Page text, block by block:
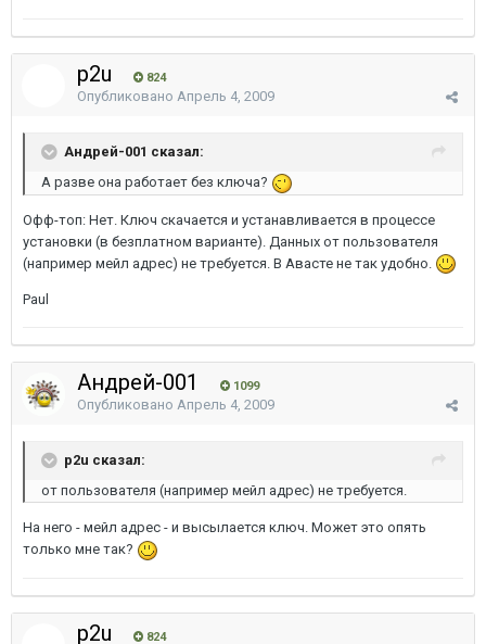
p2u 824
Опубликовано Апрель 4, 2009
Андрей-001 сказал:
А разве она работает без ключа?
Офф-топ: Нет. Ключ скачается и устанавливается в процессе
установки (в безплатном варианте). Данных от пользователя
(например мейл адрес) не требуется. В Авасте не так удобно.
Paul
Андрей-001 1099
Опубликовано Апрель 4, 2009
p2u сказал:
от пользователя (например мейл адрес) не требуется.
На него - мейл адрес - и высылается ключ. Может это опять
только мне так?
p2u 824